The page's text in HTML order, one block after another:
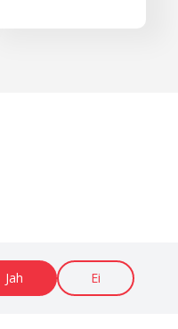
Jah Ei